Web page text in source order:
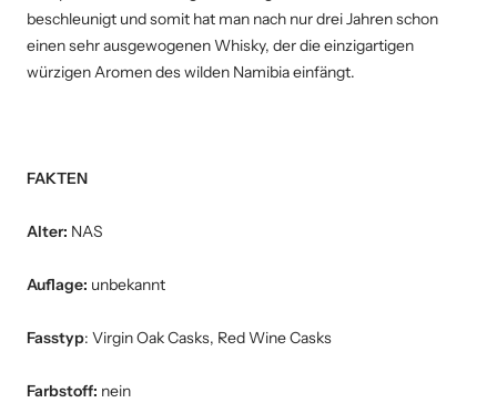
beschleunigt und somit hat man nach nur drei Jahren schon
einen sehr ausgewogenen Whisky, der die einzigartigen
würzigen Aromen des wilden Namibia einfängt.
FAKTEN
Alter: NAS
Auflage: unbekannt
Fasstyp: Virgin Oak Casks, Red Wine Casks
Farbstoff: nein